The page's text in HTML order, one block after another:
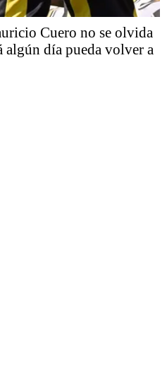
Cuero no se olvida
día pueda volver a